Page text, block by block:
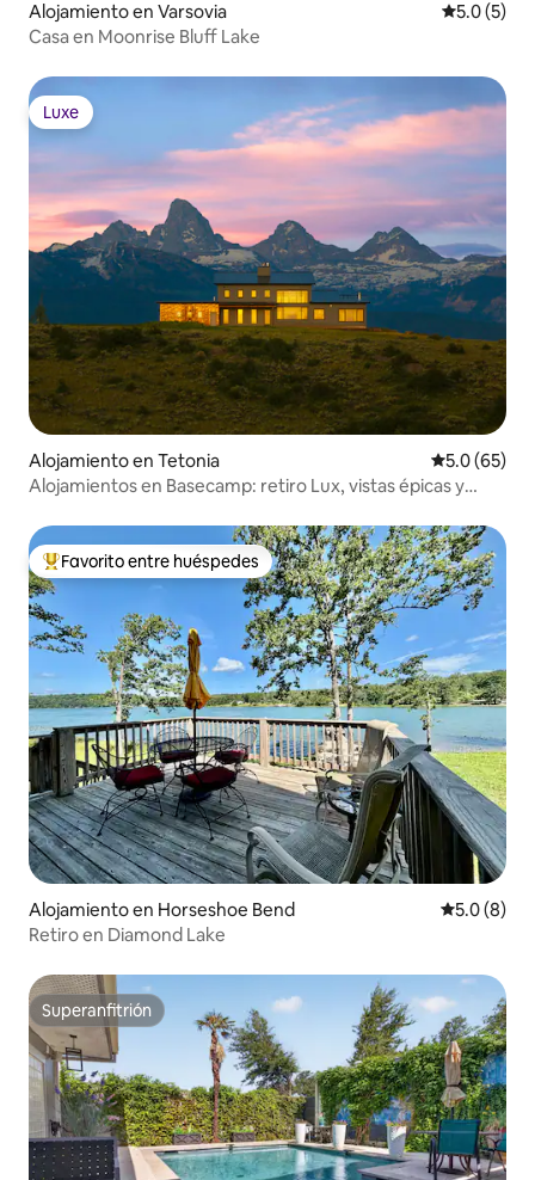
Alojamiento en Varsovia
5.0 (5)
Casa en Moonrise Bluff Lake
Luxe
Luxe
Alojamiento en Tetonia Calificación
5.0 (65)
Alojamientos en Basecamp: retiro Lux, vistas épicas y
Favorito entre huéspedes preferido
Favorito entre huéspedes
Alojamiento en Horseshoe Bend
5.0 (8)
Retiro en Diamond Lake
Superanfitrión
Superanfitrión